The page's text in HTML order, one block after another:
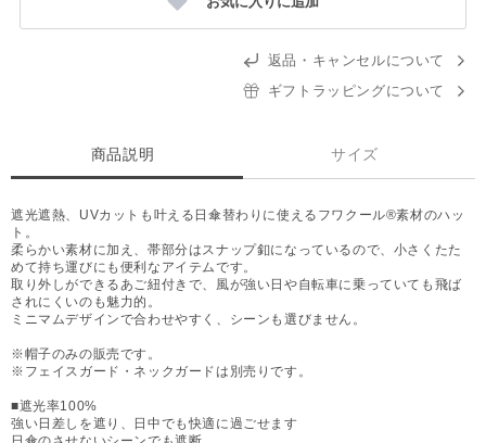
返品・キャンセルについて
ギフトラッピングについて
商品説明 サイズ
遮光遮熱、UVカットも叶える日傘替わりに使えるフワクール®素材のハッ
ト。
柔らかい素材に加え、帯部分はスナップ釦になっているので、小さくたた
めて持ち運びにも便利なアイテムです。
取り外しができるあご紐付きで、風が強い日や自転車に乗っていても飛ば
されにくいのも魅力的。
ミニマムデザインで合わせやすく、シーンも選びません。
※帽子のみの販売です。
※フェイスガード・ネックガードは別売りです。
■遮光率100%
強い日差しを遮り、日中でも快適に過ごせます